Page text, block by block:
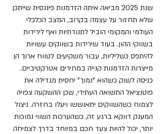
שנת 2025 מביאה איתה הזדמנות פיננסית שייתכן
שלא תחזור על עצמה בקרוב, המצב הכלכלי
העולמי והמקומי הוביל לתנודתיות ואף לירידות
בשווקי ההון. בעוד שירידות בשווקים עשויות
להיתפס כשליליות, עבור משקיעים לטווח ארוך הן
מייצרות הזדמנות קנייה במחירים אטרקטיביים.
כניסה לשוק כשהוא "נמוך" יחסית מגדילה את
פוטנציאל התשואה העתידי, שכן ההשקעה צפויה
לצמוח כשהשווקים יתאוששו ויעלו בחזרה. ניצול
המענק דווקא ברגע זה, כשהערכות השווי נמוכות
יותר, יכול להיות צעד חכם במיוחד בדרך לצמיחה